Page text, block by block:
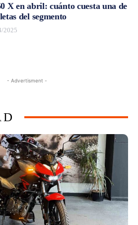
X en abril: cuánto cuesta una de
del segmento
2025
- Advertisment -